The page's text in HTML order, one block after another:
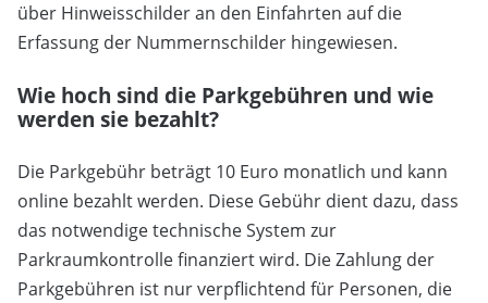
über Hinweisschilder an den Einfahrten auf die
Erfassung der Nummernschilder hingewiesen.
Wie hoch sind die Parkgebühren und wie
werden sie bezahlt?
Die Parkgebühr beträgt 10 Euro monatlich und kann
online bezahlt werden. Diese Gebühr dient dazu, dass
das notwendige technische System zur
Parkraumkontrolle finanziert wird. Die Zahlung der
Parkgebühren ist nur verpflichtend für Personen, die